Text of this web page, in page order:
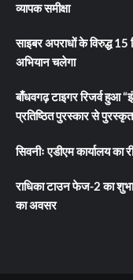
व्यापक समीक्षा
साइबर अपराधों के विरुद्ध
अभियान चलेगा
बाँधवगढ़ टाइगर रिजर्व हुआ
प्रतिष्ठित पुरस्कार से पुरस्कृत
सिवनीः एडीएम कार्यालय का
राधिका टाउन फेज-2 का
का अवसर